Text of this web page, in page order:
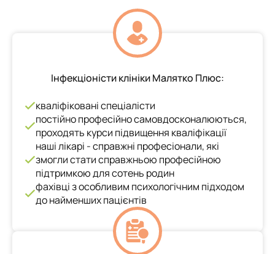
Інфекціоністи клініки Малятко Плюс:
кваліфіковані спеціалісти
постійно професійно самовдосконалюються,
проходять курси підвищення кваліфікації
наші лікарі - справжні професіонали, які
змогли стати справжньою професійною
підтримкою для сотень родин
фахівці з особливим психологічним підходом
до найменших пацієнтів